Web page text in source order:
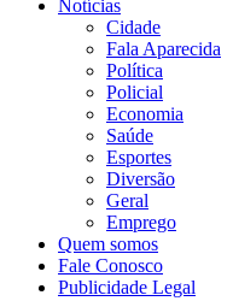
Notícias
Cidade
Fala Aparecida
Política
Policial
Economia
Saúde
Esportes
Diversão
Geral
Emprego
Quem somos
Fale Conosco
Publicidade Legal